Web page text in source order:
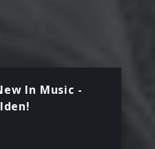
In Music -